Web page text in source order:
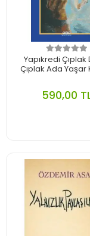
Yapıkredi Çıplak
Çıplak Ada Yaşar
590,00